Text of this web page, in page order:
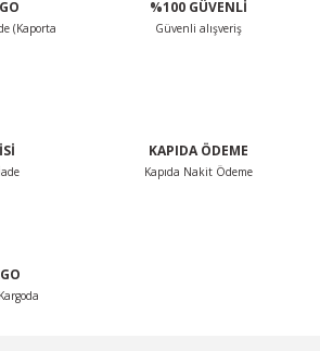
eksik bilgiler bulunuyor.
bulunuyor.
(Kaporta
%100 GÜVENLİ
Güvenli alışveriş
KAPIDA ÖDEME
Kapıda Nakit Ödeme